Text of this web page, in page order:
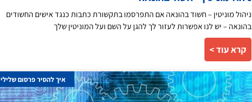
ניהול מוניטין – חשוד בהונאה אם התפרסמו בתקשורת כתבות כנגד אישים החשודים
בהונאה – יש לנו אפשרות לעזור לך להגן על השם ועל המוניטין שלך
קרא עוד >
איך להסיר פרסום שלילי